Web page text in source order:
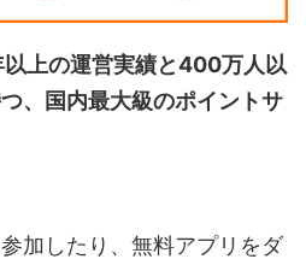
以上の運営実績と400万人以
、国内最大級のポイントサ
加したり、無料アプリをダ